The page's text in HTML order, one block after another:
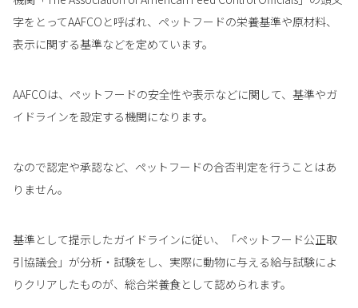
字をとってAAFCOと呼ばれ、ペットフードの栄養基準や原材料、
表示に関する基準などを定めています。
AAFCOは、ペットフードの安全性や表示などに関して、基準やガ
イドラインを設定する機関になります。
なので認定や承認など、ペットフードの合否判定を行うことはあ
りません。
基準として提示したガイドラインに従い、「ペットフード公正取
引協議会」が分析・試験をし、実際に動物に与える給与試験によ
りクリアしたものが、総合栄養食として認められます。